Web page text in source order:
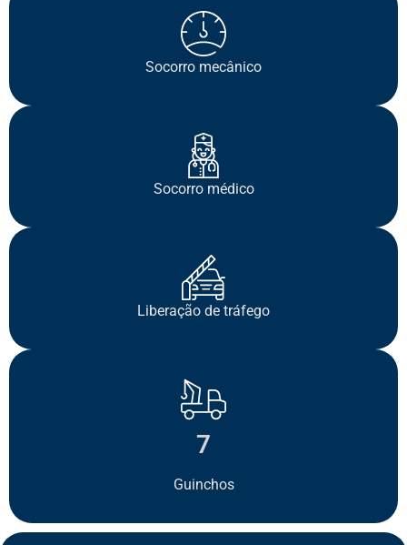
Socorro mecânico
Socorro médico
Liberação de tráfego
7
Guinchos